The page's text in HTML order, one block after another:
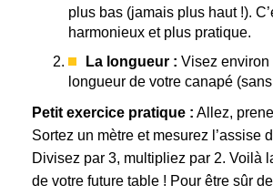
plus bas (jamais plus haut !).
harmonieux et plus pratique.
La longueur : Visez environ
longueur de votre canapé
Petit exercice pratique : Allez,
Sortez un mètre et mesurez l’assise
Divisez par 3, multipliez par 2. Voilà
de votre future table ! Pour être sûr